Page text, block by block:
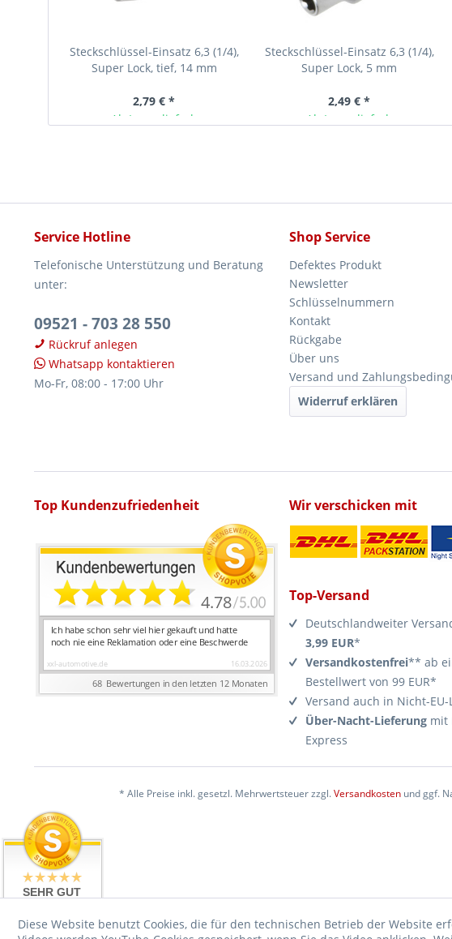
Steckschlüssel-Einsatz 6,3 (1/4),
Super Lock, tief, 14 mm
2,79 € *
Ab Lager lieferbar
Steckschlüssel-Einsatz 6,3 (1/4),
Super Lock, 5 mm
2,49 € *
Ab Lager lieferbar
Service Hotline
Telefonische Unterstützung und Beratung
unter:
09521 - 703 28 550
Rückruf anlegen
Whatsapp kontaktieren
Mo-Fr, 08:00 - 17:00 Uhr
Shop Service
Defektes Produkt
Newsletter
Schlüsselnummern
Kontakt
Rückgabe
Über uns
Versand und
Widerruf erklären
Top Kundenzufriedenheit Wir verschicken mit
Top-Versand
Deutschlandweiter
3,99 EUR*
Versandkostenfrei** ab
Bestellwert von 99 EUR*
Versand auch in Nicht-
Über-Nacht-Lieferung mit
Express
* Alle Preise inkl. gesetzl. Mehrwertsteuer zzgl.Versandkosten und ggf.
Diese Website benutzt Cookies, die für den technischen Betrieb der Website
SEHR GUT
aus 17476
Bewertungen